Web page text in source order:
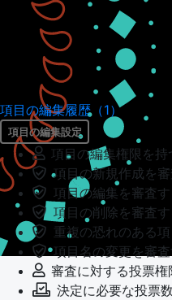
項目の編集履歴（1）
項目の編集設定
項目の編集権限を
項目の新規作成を
項目の編集を審査す
項目の削除を審査す
重複の恐れのある
項目名の変更を審
審査に対する投票
決定に必要な投票